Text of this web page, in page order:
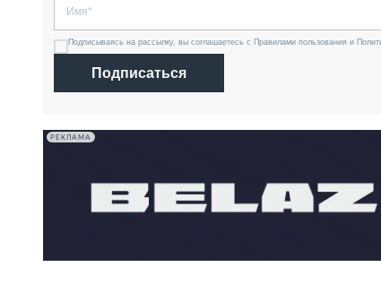
Подписываясь на рассылку, вы соглашаетесь с Правилами пользования и
Подписаться
РЕКЛАМА